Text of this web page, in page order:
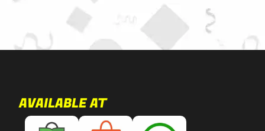
AVAILABLE AT